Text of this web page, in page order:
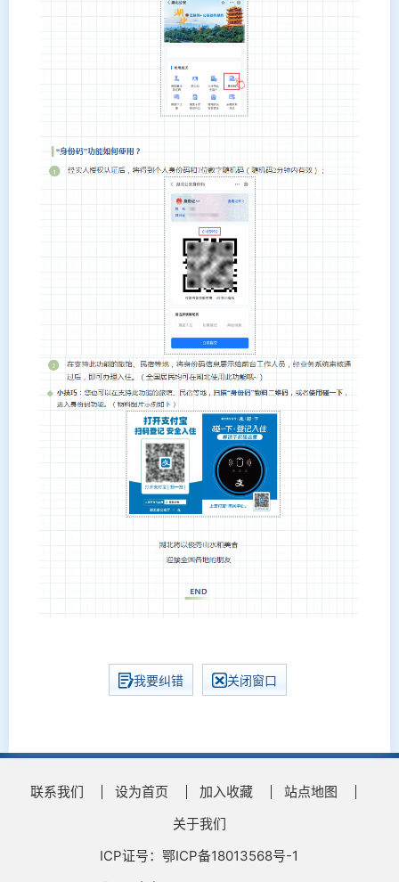
我要纠错 关闭窗口
联系我们 设为首页 加入收藏
站点地图
关于我们
ICP证号：鄂ICP备18013568号-1